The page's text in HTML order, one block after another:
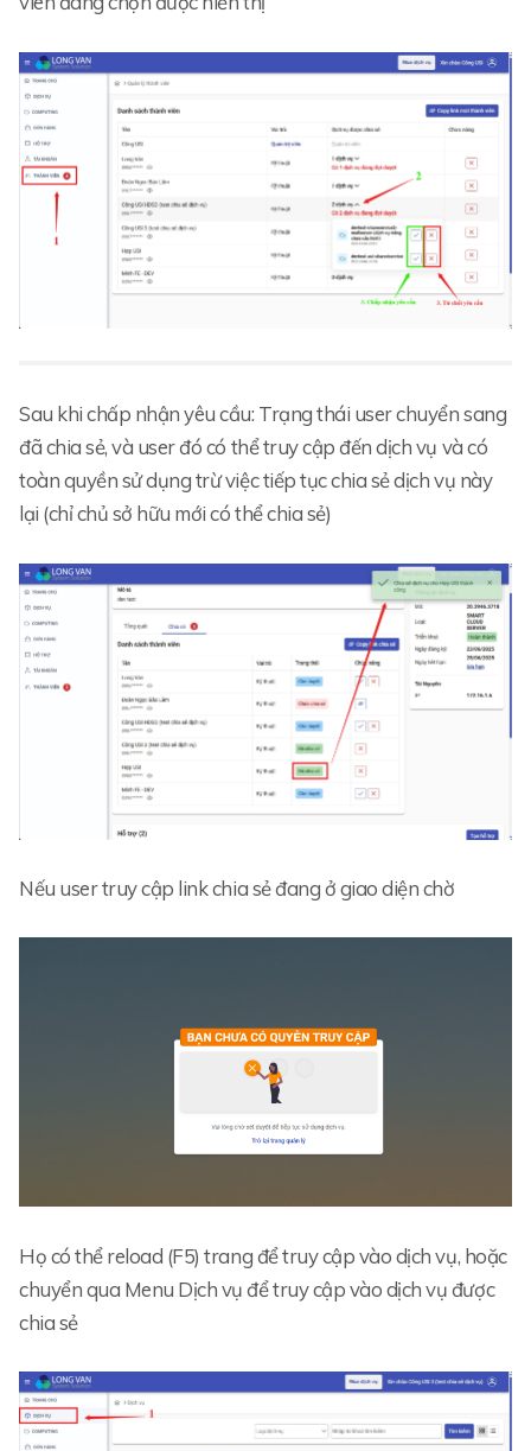
Sau khi chấp nhận yêu cầu: Trạng thái user chuyển sang
đã chia sẻ, và user đó có thể truy cập đến dịch vụ và có
toàn quyền sử dụng trừ việc tiếp tục chia sẻ dịch vụ này
lại (chỉ chủ sở hữu mới có thể chia sẻ)
Nếu user truy cập link chia sẻ đang ở giao diện chờ
Họ có thể reload (F5) trang để truy cập vào dịch vụ, hoặc
chuyển qua Menu Dịch vụ để truy cập vào dịch vụ được
chia sẻ